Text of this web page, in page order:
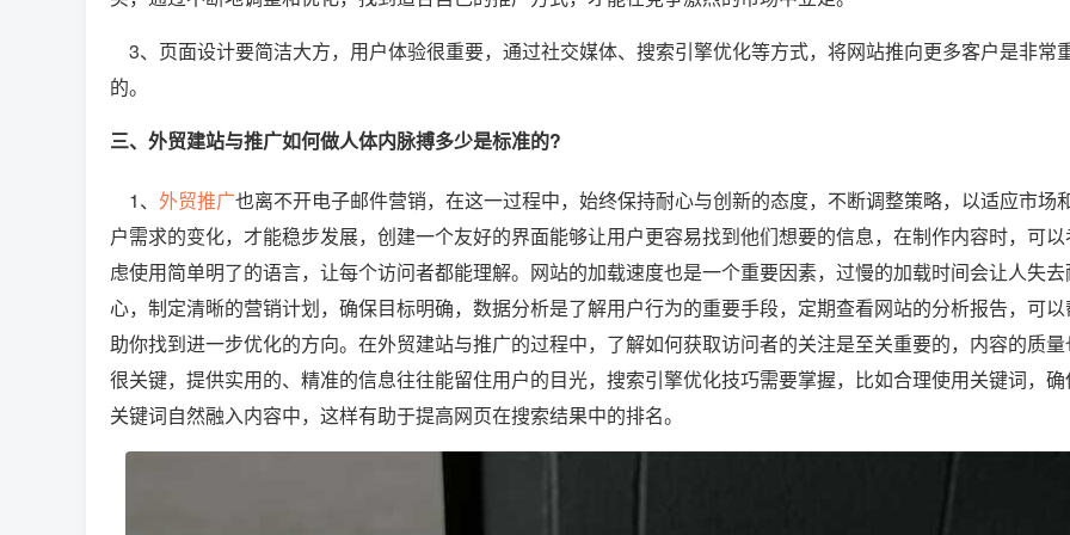
3、页面设计要简洁大方，用户体验很重要，通过社交媒体、搜索引擎优化等方式，将网站推向更多客户是非常
的。
三、外贸建站与推广如何做人体内脉搏多少是标准的?
1、 外贸推广也离不开电子邮件营销，在这一过程中，始终保持耐心与创新的态度，不断调整策略，以适应市场
户需求的变化，才能稳步发展，创建一个友好的界面能够让用户更容易找到他们想要的信息，在制作内容时，可以
虑使用简单明了的语言，让每个访问者都能理解。网站的加载速度也是一个重要因素，过慢的加载时间会让人失
心，制定清晰的营销计划，确保目标明确，数据分析是了解用户行为的重要手段，定期查看网站的分析报告，可以
助你找到进一步优化的方向。在外贸建站与推广的过程中，了解如何获取访问者的关注是至关重要的，内容的质量
很关键，提供实用的、精准的信息往往能留住用户的目光，搜索引擎优化技巧需要掌握，比如合理使用关键词，确
关键词自然融入内容中，这样有助于提高网页在搜索结果中的排名。